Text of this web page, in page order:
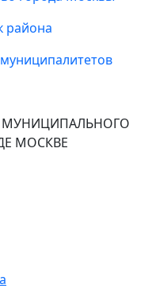
МУНИЦИПАЛЬНОГО
МОСКВЕ